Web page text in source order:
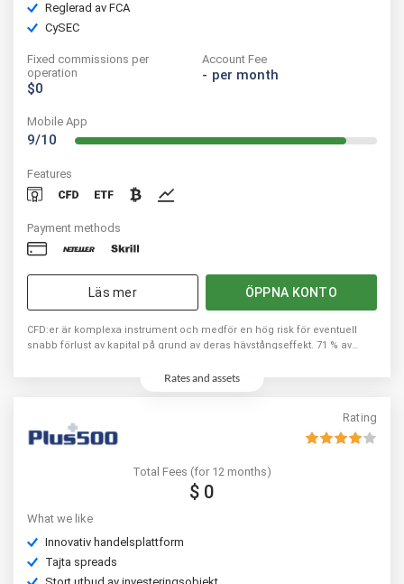
Reglerad av FCA
CySEC
Fixed commissions per
operation
$0
Account Fee
- per month
Mobile App
9/10
Features
Payment methods
Läs mer ÖPPNA KONTO
CFD:er är komplexa instrument och medför en hög risk för eventuell
snabb förlust av kapital på grund av deras hävstångseffekt. 71 % av
med denna leverantör. Du bör fundera på om du förstår hur CFD:er
fungerar och om du har råd att ta en hög risk för att förlora ditt kapital.
Rates and assets
Rating
Total Fees (for 12 months)
$ 0
What we like
Innovativ handelsplattform
Tajta spreads